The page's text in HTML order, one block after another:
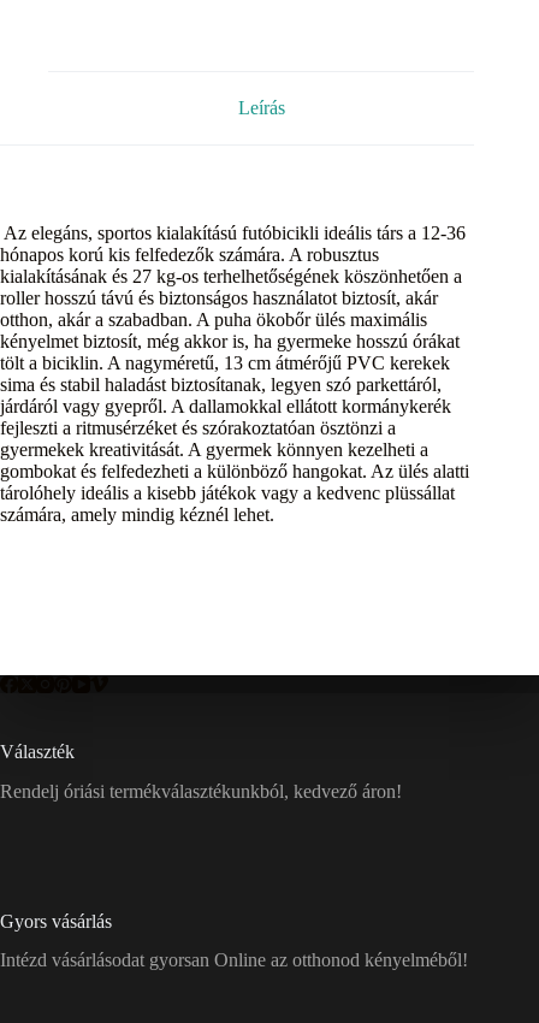
Leírás
Az elegáns, sportos kialakítású futóbicikli ideális társ a 12-36
hónapos korú kis felfedezők számára. A robusztus
kialakításának és 27 kg-os terhelhetőségének köszönhetően a
roller hosszú távú és biztonságos használatot biztosít, akár
otthon, akár a szabadban. A puha ökobőr ülés maximális
kényelmet biztosít, még akkor is, ha gyermeke hosszú órákat
tölt a biciklin. A nagyméretű, 13 cm átmérőjű PVC kerekek
sima és stabil haladást biztosítanak, legyen szó parkettáról,
járdáról vagy gyepről. A dallamokkal ellátott kormánykerék
fejleszti a ritmusérzéket és szórakoztatóan ösztönzi a
gyermekek kreativitását. A gyermek könnyen kezelheti a
gombokat és felfedezheti a különböző hangokat. Az ülés alatti
tárolóhely ideális a kisebb játékok vagy a kedvenc plüssállat
számára, amely mindig kéznél lehet.
Választék
Rendelj óriási termékválasztékunkból, kedvező áron!
Gyors vásárlás
Intézd vásárlásodat gyorsan Online az otthonod kényelméből!